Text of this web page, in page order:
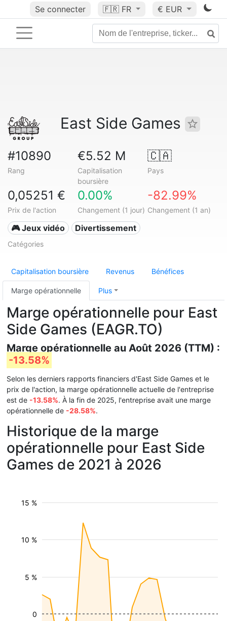
Se connecter 🇫🇷 FR € EUR
East Side Games
#10890
Rang
€5.52 M
Capitalisation
boursière
🇨🇦
Pays
0,05251 €
Prix de l'action
0.00%
Changement (1 jour)
-82.99%
Changement (1 an)
🎮 Jeux vidéo Divertissement
Catégories
Capitalisation boursière Revenus Bénéfices
Marge opérationnelle Plus
Marge opérationnelle pour East
Side Games (EAGR.TO)
Marge opérationnelle au Août 2026 (TTM) :
-13.58%
Selon les derniers rapports financiers d'East Side Games et le
prix de l'action, la marge opérationnelle actuelle de l'entreprise
est de -13.58%. À la fin de 2025, l'entreprise avait une marge
opérationnelle de -28.58%.
Historique de la marge
opérationnelle pour East Side
Games de 2021 à 2026
5 %
10 %
15 %
0